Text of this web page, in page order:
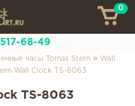
68-49
0
часы Tomas Stern » Wall
Wall Clock TS-8063
TS-8063